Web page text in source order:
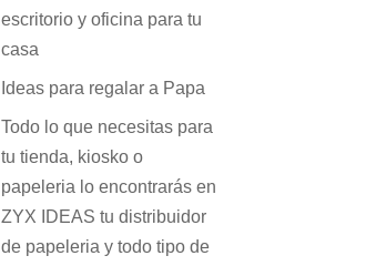
escritorio y oficina para tu
casa
Ideas para regalar a Papa
Todo lo que necesitas para
tu tienda, kiosko o
papeleria lo encontrarás en
ZYX IDEAS tudistribuidor
de papeleria y todo tipo de